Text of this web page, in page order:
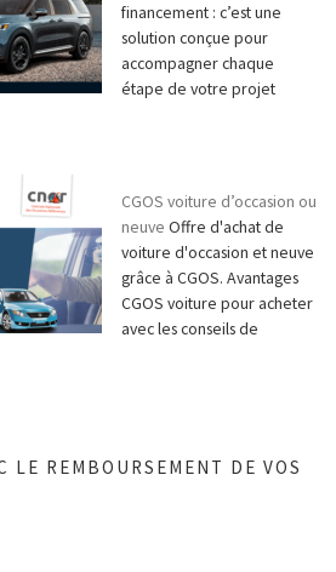
financement : c’est une
solution conçue pour
accompagner chaque
étape de votre projet
CGOS voiture d’occasion ou
neuve Offre d'achat de
voiture d'occasion et neuve
grâce à CGOS. Avantages
CGOS voiture pour acheter
avec les conseils de
LE REMBOURSEMENT DE VOS